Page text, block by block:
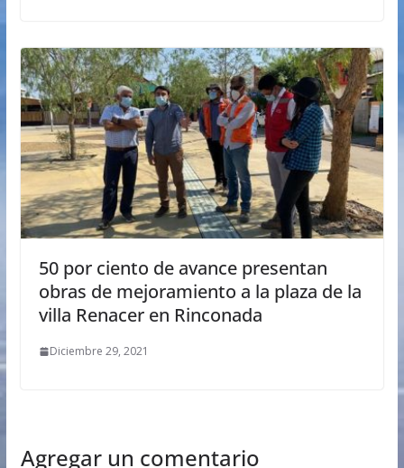
50 por ciento de avance presentan
obras de mejoramiento a la plaza de la
villa Renacer en Rinconada
Diciembre 29, 2021
Agregar un comentario